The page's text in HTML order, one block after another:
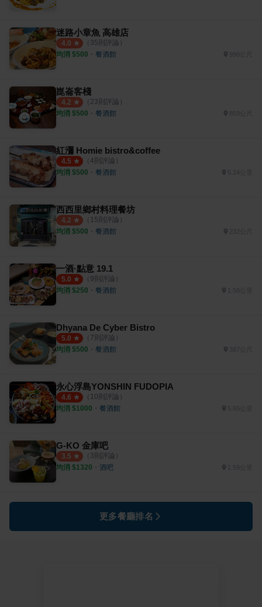
迷路小章魚 高雄店
4.0 （ 35則評論）
均消 $500 ・ 餐酒館
崑崙客棧
4.2 （ 23則評論）
均消 $500 ・ 餐酒館 859公尺
紅瀰 Homie bistro&coffee
4.5 （ 4則評論）
均消 $500 ・ 餐酒館 5.24公里
西西里鄉村料理餐坊
4.2 （ 15則評論）
均消 $500 ・ 餐酒館 232公尺
一酒·點意 19.1
5.0 （ 9則評論）
均消 $250 ・ 餐酒館 1.58公里
Dhyana De Cyber Bistro
5.0 （ 7則評論）
均消 $500 ・ 餐酒館 387公尺
永心浮島YONSHIN FUDOPIA
4.6 （ 10則評論）
均消 $1000 ・ 餐酒館 5.65公里
G-KO 金庫吧
3.5 （ 3則評論）
均消 $1320 ・ 酒吧 1.59公里
更多餐廳排名